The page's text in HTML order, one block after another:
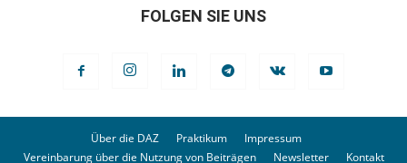
FOLGEN SIE UNS
Über die DAZ Praktikum
Impressum
Vereinbarung über die Nutzung von Beiträgen
Newsletter Kontakt